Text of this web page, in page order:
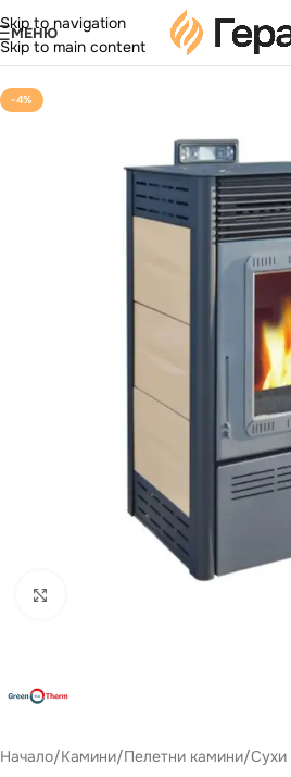
Skip to navigation
Skip to main content
МЕНЮ
-4%
Начало/Камини/Пелетни камини/Сухи